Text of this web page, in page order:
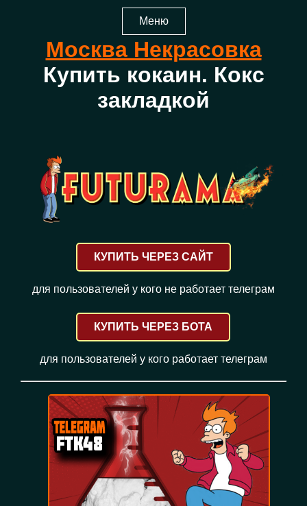
Меню
Москва Некрасовка
Купить кокаин. Кокс
закладкой
КУПИТЬ ЧЕРЕЗ САЙТ
для пользователей у кого не работает телеграм
КУПИТЬ ЧЕРЕЗ БОТА
для пользователей у кого работает телеграм